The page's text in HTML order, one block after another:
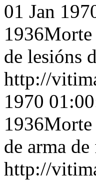
01 Jan
1936Morte
de lesións
http://
1970
1936Morte
de arma
http://